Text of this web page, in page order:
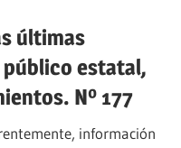
últimas
estatal,
Nº 177
información